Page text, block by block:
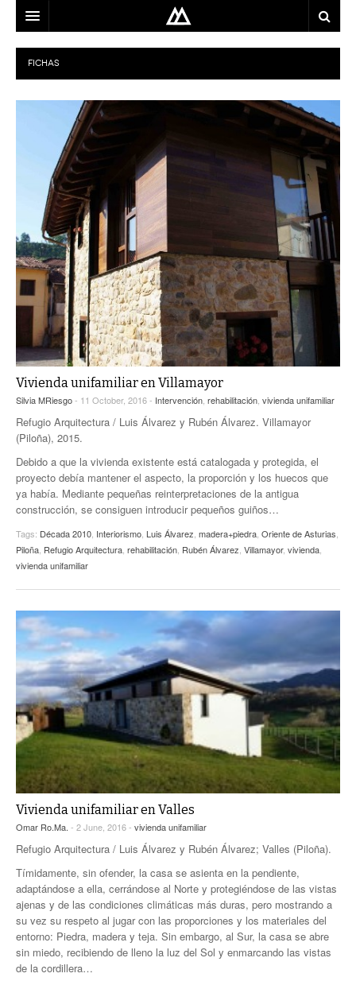
ARQUITECTO
LOCALIZACIÓN
EQUIPO
BLOG
CONTACTO
FICHAS
Vivienda unifamiliar en Villamayor
Silvia MRiesgo- 11 October, 2016 - Intervención rehabilitación vivienda unifamiliar
Refugio Arquitectura / Luis Álvarez y Rubén Álvarez. Villamayor
(Piloña), 2015.
Debido a que la vivienda existente está catalogada y protegida, el
proyecto debía mantener el aspecto, la proporción y los huecos que
ya había. Mediante pequeñas reinterpretaciones de la antigua
construcción, se consiguen introducir pequeños guiños…
Tags: Década 2010 Interiorismo Luis Álvarez madera+piedra Oriente de Asturias
Piloña Refugio Arquitectura rehabilitación Rubén Álvarez Villamayor, vivienda
vivienda unifamiliar
Vivienda unifamiliar en Valles
Omar Ro.Ma. - 2 June, 2016 - vivienda unifamiliar
Refugio Arquitectura / Luis Álvarez y Rubén Álvarez; Valles (Piloña).
Tímidamente, sin ofender, la casa se asienta en la pendiente,
adaptándose a ella, cerrándose al Norte y protegiéndose de las vistas
ajenas y de las condiciones climáticas más duras, pero mostrando a
su vez su respeto al jugar con las proporciones y los materiales del
entorno: Piedra, madera y teja. Sin embargo, al Sur, la casa se abre
sin miedo, recibiendo de lleno la luz del Sol y enmarcando las vistas
de la cordillera…